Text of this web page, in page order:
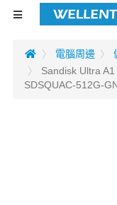
電腦周邊
Sandisk Ultra
SDSQUAC-512G-